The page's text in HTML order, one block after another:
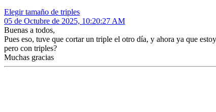
Elegir tamaño de triples
05 de Octubre de 2025, 10:20:27 AM
Buenas a todos,
Pues eso, tuve que cortar un triple el otro día, y ahora ya que
pero con triples?
Muchas gracias